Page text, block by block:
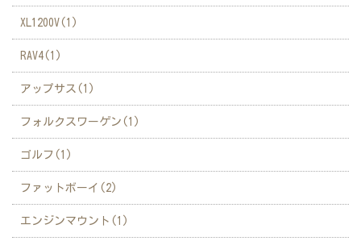
XL1200V(1)
RAV4(1)
アップサス(1)
フォルクスワーゲン(1)
ゴルフ(1)
ファットボーイ(2)
エンジンマウント(1)